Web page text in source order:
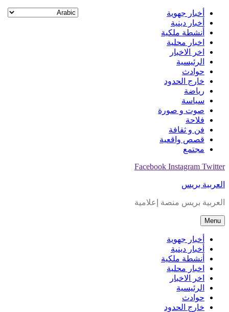
Skip
content
أخبار جهوية
أخبار دينية
أنشطة ملكية
اخبار محلية
اخر الاخبار
الرئيسية
حوادث
خارج الحدود
رياضة
سياسة
صوت و صورة
فلاحة
فن و ثقافة
قصص واقعية
مجتمع
Facebook Instagram Twitter
العربية بريس
العربية بريس منصة إعلامية
Menu
أخبار جهوية
أخبار دينية
أنشطة ملكية
اخبار محلية
اخر الاخبار
الرئيسية
حوادث
خارج الحدود